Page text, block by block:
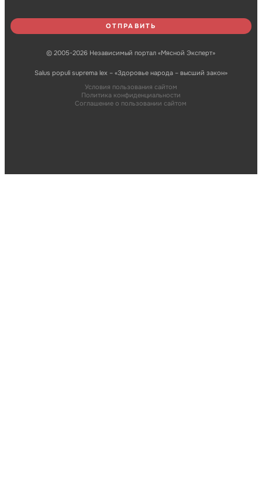
© 2005-2026 Независимый портал «Мясной Эксперт»
Salus populi suprema lex – «Здоровье народа – высший закон»
Условия пользования сайтом
Политика конфиденциальности
Соглашение о пользовании сайтом